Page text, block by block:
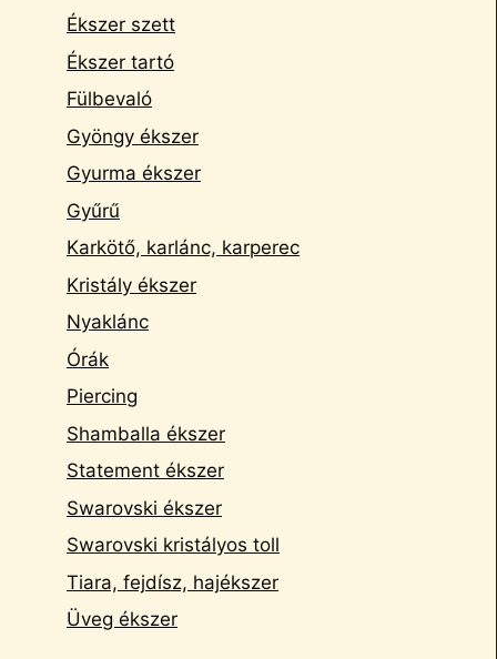
Ékszer szett
Ékszer tartó
Fülbevaló
Gyöngy ékszer
Gyurma ékszer
Gyűrű
Karkötő, karlánc, karperec
Kristály ékszer
Nyaklánc
Órák
Piercing
Shamballa ékszer
Statement ékszer
Swarovski ékszer
Swarovski kristályos toll
Tiara, fejdísz, hajékszer
Üveg ékszer